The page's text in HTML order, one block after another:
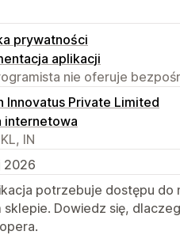
prywatności
aplikacji
nie oferuje
Innovatus Private Limited
internetowa
IN
2026
potrzebuje dostępu do
sklepie. Dowiedz się,